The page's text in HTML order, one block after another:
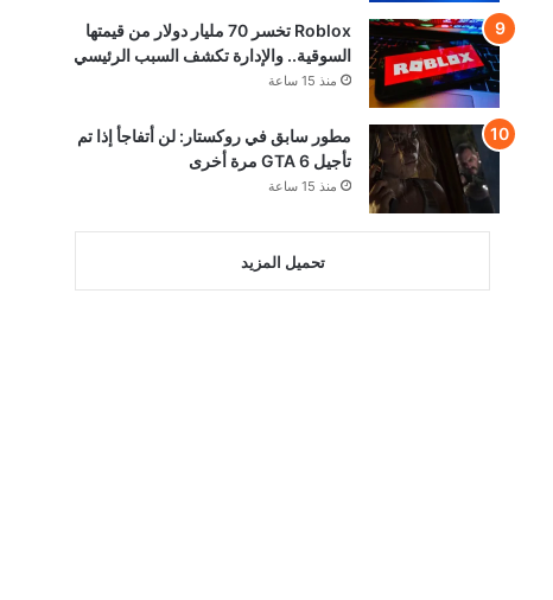
Roblox تخسر 70 مليار دولار من قيمتها
السوقية.. والإدارة تكشف السبب الرئيسي
منذ 15 ساعة
مطور سابق في روكستار: لن أتفاجأ إذا تم
تأجيل GTA 6 مرة أخرى
منذ 15 ساعة
تحميل المزيد